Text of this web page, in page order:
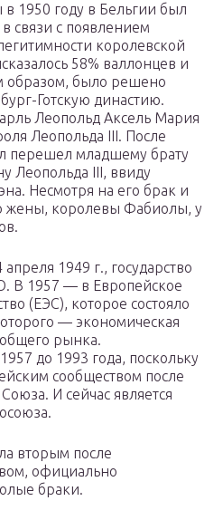
1950 году в Бельгии был
связи с появлением
королевской
58% валлонцев и
образом, было решено
Готскую династию.
Леопольд Аксель Мария
Леопольда III. После
перешел младшему брату
Леопольда III, ввиду
Несмотря на его брак и
жены, королевы Фабиолы, у
1949 г., государство
В 1957 — в Европейское
(ЕЭС), которое состояло
— экономическая
рынка.
до 1993 года, поскольку
сообществом после
И сейчас является
вторым после
официально
браки.